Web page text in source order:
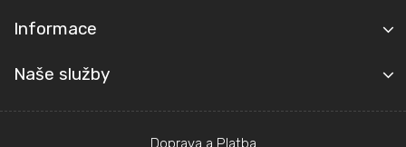
Informace
Naše služby
Doprava a Platba